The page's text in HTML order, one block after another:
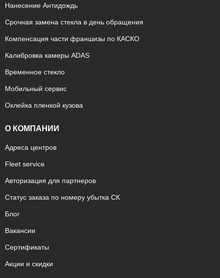
Нанесение Антидождь
Срочная замена стекла в день обращения
Компенсация части франшизы по КАСКО
Калибровка камеры ADAS
Временное стекло
Мобильный сервис
Оклейка пленкой кузова
О КОМПАНИИ
Адреса центров
Fleet service
Авторизация для партнеров
Статус заказа по номеру убытка СК
Блог
Вакансии
Сертификаты
Акции и скидки